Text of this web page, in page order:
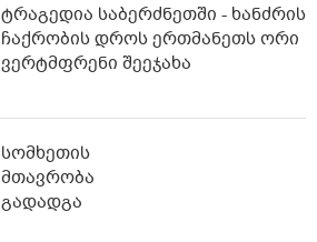
ტრაგედია საბერძნეთში - ხანძრის
ჩაქრობის დროს ერთმანეთს ორი
ვერტმფრენი შეეჯახა
სომხეთის
მთავრობა
გადადგა